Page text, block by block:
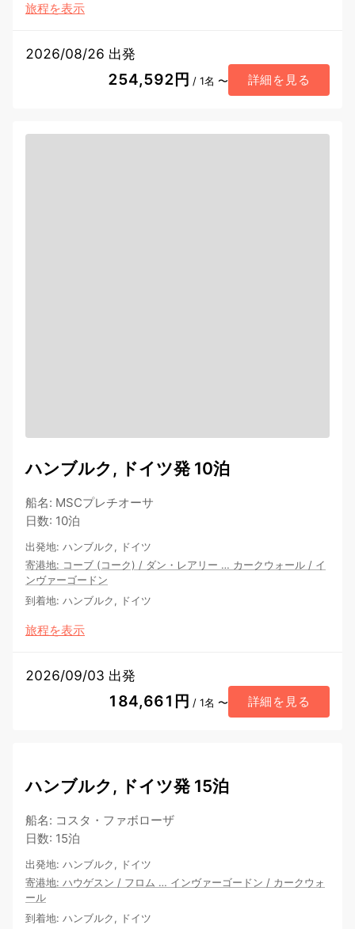
旅程を表示
2026/08/26 出発
254,592円 / 1名 〜 詳細を見る
ハンブルク, ドイツ発 10泊
船名: MSCプレチオーサ
日数: 10泊
出発地: ハンブルク, ドイツ
寄港地: コーブ (コーク) / ダン・レアリー … カークウォール / イ
ンヴァーゴードン
到着地: ハンブルク, ドイツ
旅程を表示
2026/09/03 出発
184,661円 / 1名 〜 詳細を見る
ハンブルク, ドイツ発 15泊
船名: コスタ・ファボローザ
日数: 15泊
出発地: ハンブルク, ドイツ
寄港地: ハウゲスン / フロム … インヴァーゴードン / カークウォ
ール
到着地: ハンブルク, ドイツ